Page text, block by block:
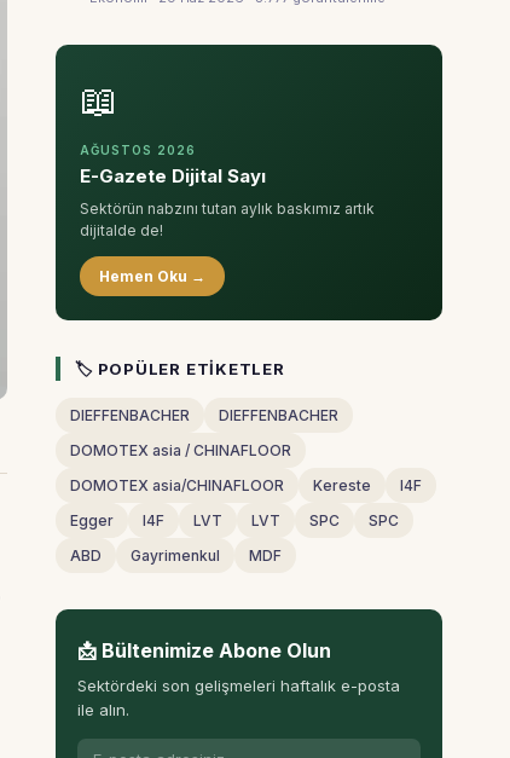
📖
AĞUSTOS 2026
E-Gazete Dijital Sayı
Sektörün nabzını tutan aylık baskımız artık
dijitalde de!
Hemen Oku →
🏷 POPÜLER ETIKETLER
DIEFFENBACHER
DIEFFENBACHER
DOMOTEX asia / CHINAFLOOR
DOMOTEX asia/CHINAFLOOR
Kereste
I4F
Egger
I4F LVT LVT SPC
SPC
ABD
Gayrimenkul MDF
📩 Bültenimize Abone Olun
Sektördeki son gelişmeleri haftalık e-posta
ile alın.